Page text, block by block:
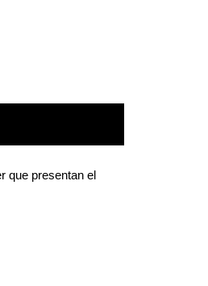
que presentan el